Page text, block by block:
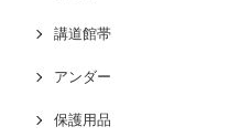
講道館帯
アンダー
保護用品